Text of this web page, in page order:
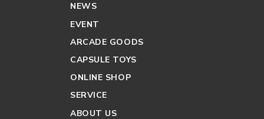
NEWS
EVENT
ARCADE GOODS
CAPSULE TOYS
ONLINE SHOP
SERVICE
ABOUT US